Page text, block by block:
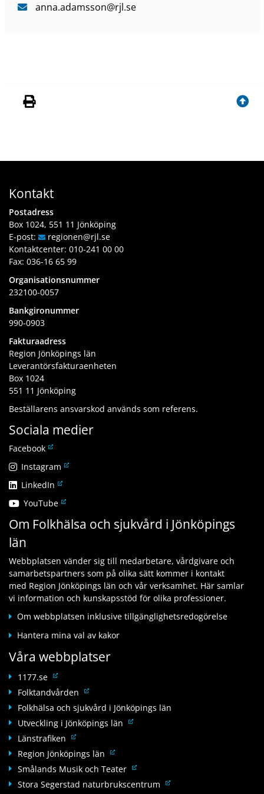
anna.adamsson@rjl.se
Kontakt
Postadress
Box 1024, 551 11 Jönköping
E-post:
regionen@rjl.se
Kontaktcenter: 010-241 00 00
Fax: 036-16 65 99
Organisationsnummer
232100-0057
Bankgironummer
990-0903
Fakturaadress
Region Jönköpings län
Leverantörsfakturaenheten
Box 1024
551 11 Jönköping
Beställarens ansvarskod används som referens.
Sociala medier
FacebookL
n
k
i
l
n
n
a
n
e
b
p
a
t
s
Instagram L
ä
k
i
a
n
n
a
n
e
b
b
l
t
s
LinkedIn L
n
k
l
l
a
n
a
n
e
p
a
t
s
YouTubeL
n
i
l
l
a
n
a
w
b
p
l
a
t
Om Folkhälsa och sjukvård i Jönköpings
län
Webbplatsen vänder sig till medarbetare, vårdgivare och
samarbetspartners som på olika sätt kommer i kontakt
med Region Jönköpings län och vår verksamhet. Här samlar
vi information och kunskapsstöd för olika professioner.
Om webbplatsen inklusive tillgänglighetsredogörelse
Hantera mina val av kakor
Våra webbplatser
1177.se L
ä
k
t
i
l
a
n
Folktandvården L
ä
k
i
l
a
Folkhälsa och sjukvård i Jönköpings län
Utveckling i Jönköpings län L
t
i
Länstrafiken L
ä
n
k
t
Region Jönköpings län L
ä
k
Smålands Musik och Teater L
ä
Stora Segerstad naturbrukscentrum L